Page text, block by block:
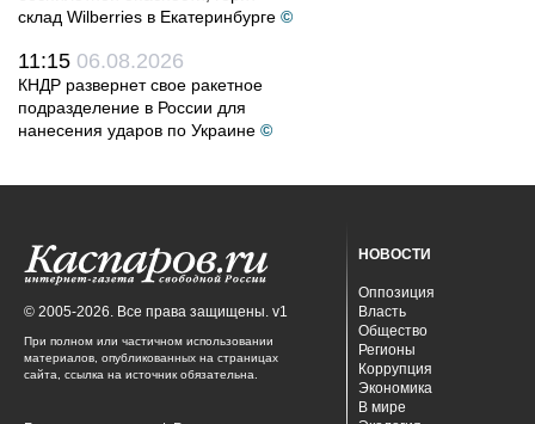
склад Wilberries в Екатеринбурге ©
11:15 06.08.2026
КНДР развернет свое ракетное
подразделение в России для
нанесения ударов по Украине ©
© 2005-2026. Все права защищены. v1
При полном или частичном использовании
материалов, опубликованных на страницах
сайта, ссылка на источник обязательна.
НОВОСТИ
Оппозиция
Власть
Общество
Регионы
Коррупция
Экономика
В мире